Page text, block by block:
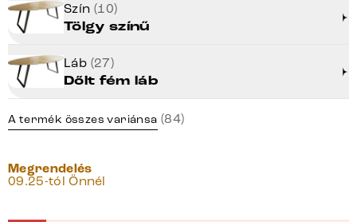
Szín (10)
Tölgy színű
Láb (27)
Dőlt fém láb
A termék összes variánsa (84)
Megrendelés
09.25-tól Önnél